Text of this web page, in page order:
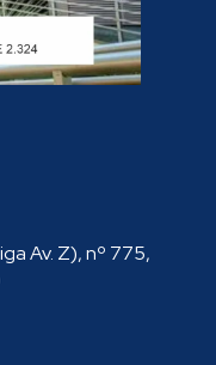
Av. Z), nº 775,